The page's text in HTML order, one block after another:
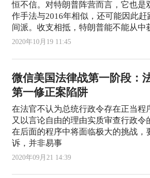
恒不信。对特朗普阵营而言，它也是
作手法与2016年相似，还可能因此赶
间派。收支相抵，特朗普能不能从中
2020年10月19 11:45
微信美国法律战第一阶段：
第一修正案陷阱
在法官不认为总统行政令存在正当程
又以言论自由的理由实质审查行政令
在后面的程序中将面临极大的挑战，
诉，并非易事
2020年09月21 14:39